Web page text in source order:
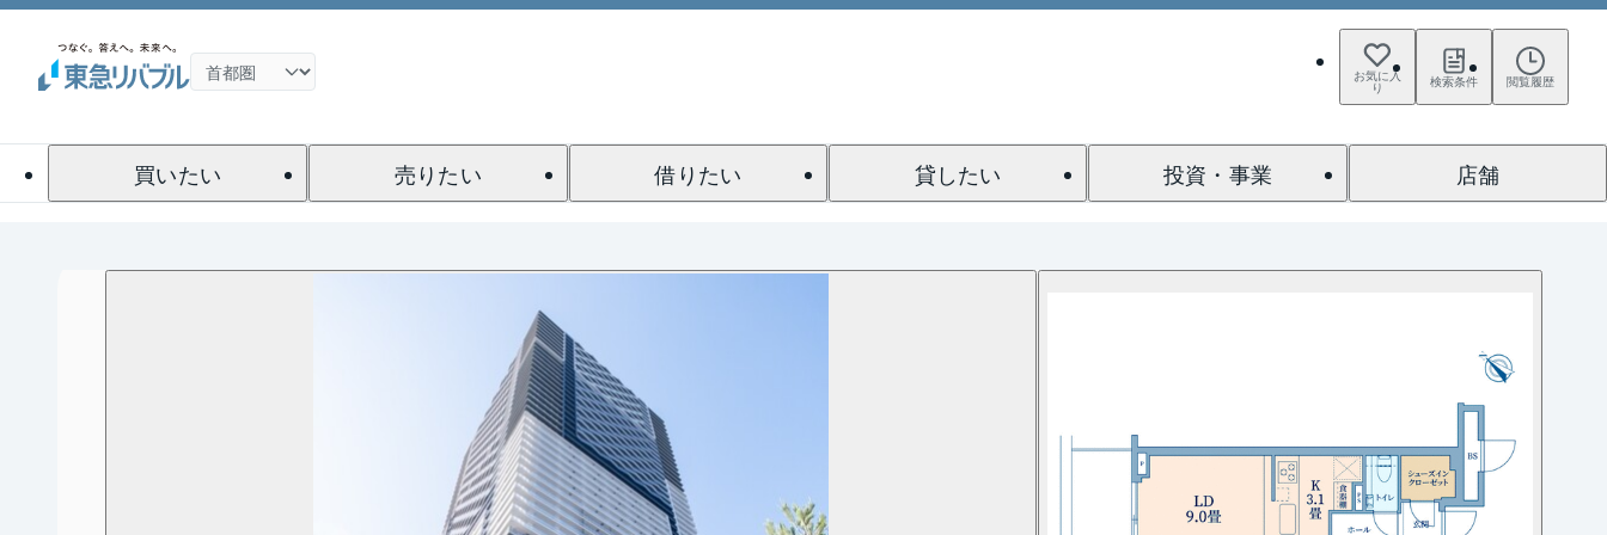
お気に入
り 検索条件 閲覧履歴
買いたい 売りたい 借りたい 貸したい 投資・事業 店舗